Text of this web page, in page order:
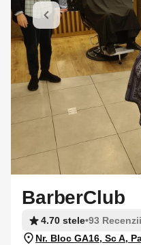
BarberClub
4.70 stele•93 Recenzii
Nr. Bloc GA16, Sc A,